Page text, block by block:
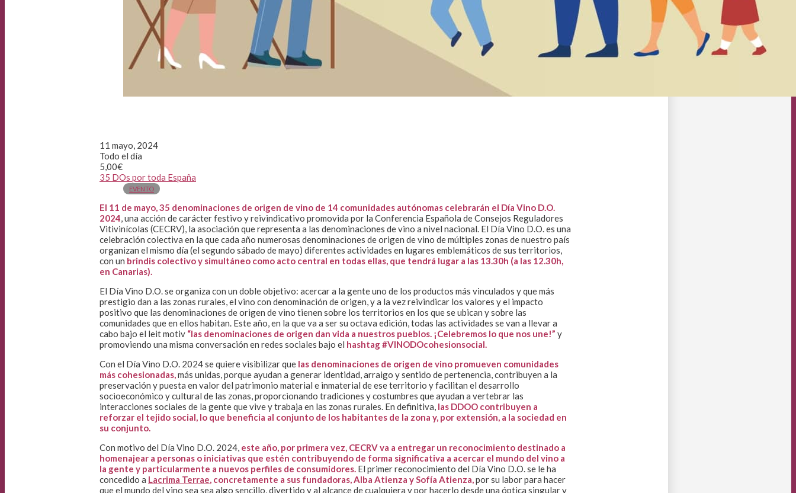
11 mayo, 2024
Todo el día
5,00€
35 DOs por toda España
EVENTO
El 11 de mayo, 35 denominaciones de origen de vino de 14 comunidades autónomas celebrarán el Día Vino D.O.
2024, una acción de carácter festivo y reivindicativo promovida por la Conferencia Española de Consejos Reguladores
Vitivinícolas (CECRV), la asociación que representa a las denominaciones de vino a nivel nacional. El Día Vino D.O. es una
celebración colectiva en la que cada año numerosas denominaciones de origen de vino de múltiples zonas de nuestro país
organizan el mismo día (el segundo sábado de mayo) diferentes actividades en lugares emblemáticos de sus territorios,
con un brindis colectivo y simultáneo como acto central en todas ellas, que tendrá lugar a las 13.30h (a las 12.30h,
en Canarias).
El Día Vino D.O. se organiza con un doble objetivo: acercar a la gente uno de los productos más vinculados y que más
prestigio dan a las zonas rurales, el vino con denominación de origen, y a la vez reivindicar los valores y el impacto
positivo que las denominaciones de origen de vino tienen sobre los territorios en los que se ubican y sobre las
comunidades que en ellos habitan. Este año, en la que va a ser su octava edición, todas las actividades se van a llevar a
cabo bajo el leit motiv “las denominaciones de origen dan vida a nuestros pueblos. ¡Celebremos lo que nos une!” y
promoviendo una misma conversación en redes sociales bajo el hashtag #VINODOcohesionsocial.
Con el Día Vino D.O. 2024 se quiere visibilizar que las denominaciones de origen de vino promueven comunidades
más cohesionadas,más unidas, porque ayudan a generar identidad, arraigo y sentido de pertenencia, contribuyen a la
preservación y puesta en valor del patrimonio material e inmaterial de ese territorio y facilitan el desarrollo
socioeconómico y cultural de las zonas, proporcionando tradiciones y costumbres que ayudan a vertebrar las
interacciones sociales de la gente que vive y trabaja en las zonas rurales. En definitiva, las DDOO contribuyen a
reforzar el tejido social, lo que beneficia al conjunto de los habitantes de la zona y, por extensión, a la sociedad en
su conjunto.
Con motivo del Día Vino D.O. 2024, este año, por primera vez, CECRV va a entregar un reconocimiento destinado a
homenajear a personas o iniciativas que estén contribuyendo de forma significativa a acercar el mundo del vino a
la gente y particularmente a nuevos perfiles de consumidores. El primer reconocimiento del Día Vino D.O. se le ha
concedido a Lacrima Terrae, concretamente a sus fundadoras, Alba Atienza y Sofía Atienza,por su labor para hacer
que el mundo del vino sea sea algo sencillo, divertido y al alcance de cualquiera y por hacerlo desde una óptica singular y